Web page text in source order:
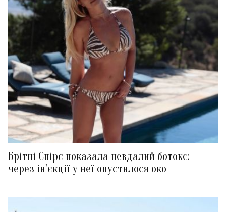
Брітні Спірс показала невдалий ботокс:
через ін'єкції у неї опустилося око